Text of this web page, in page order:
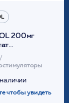
200мг
на основе
чтобы увидеть